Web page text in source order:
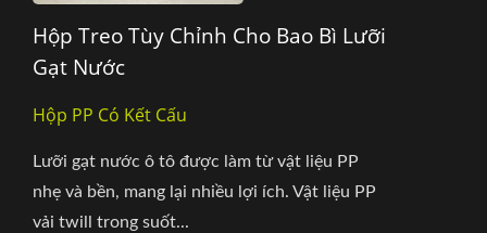
Hộp Treo Tùy Chỉnh Cho Bao Bì Lưỡi
Gạt Nước
Hộp PP Có Kết Cấu
Lưỡi gạt nước ô tô được làm từ vật liệu PP
nhẹ và bền, mang lại nhiều lợi ích. Vật liệu PP
vải twill trong suốt...